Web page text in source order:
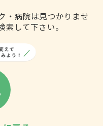
・病院は見つかりませ
して下さい。